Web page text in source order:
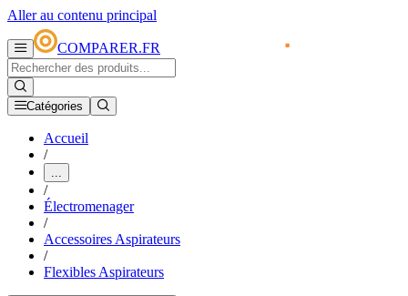
Aller au contenu principal
COMPARER.FR
Catégories
Accueil
/
...
/
Électromenager
/
Accessoires Aspirateurs
/
Flexibles Aspirateurs